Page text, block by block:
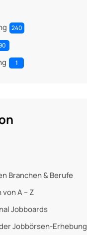
240
1
Branchen & Berufe
A – Z
Jobboards
Jobbörsen-Erhebung